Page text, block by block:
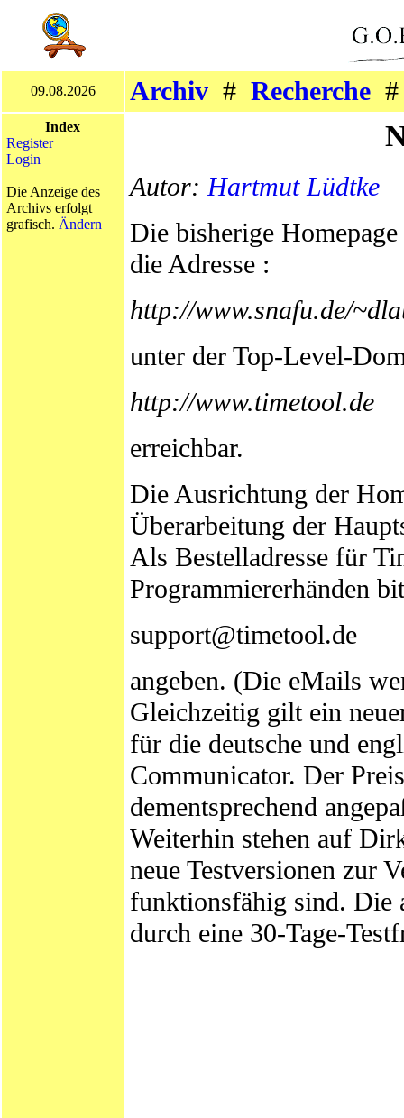
09.08.2026 Archiv # Recherche
Index
Register
Login
Die Anzeige des
Archivs erfolgt
grafisch. Ändern
Autor:Hartmut Lüdtke
Die bisherige
die Adresse :
http://www.snafu.de/
unter der Top-Level-
http://www.timetool.de
erreichbar.
Die Ausrichtung der
Überarbeitung der
Als Bestelladresse für
Programmiererhänden
support@timetool.de
angeben. (Die eMails
Gleichzeitig gilt ein
für die deutsche und
Communicator. Der
dementsprechend
Weiterhin stehen auf
neue Testversionen zur
funktionsfähig sind. Die
durch eine 30-Tage-